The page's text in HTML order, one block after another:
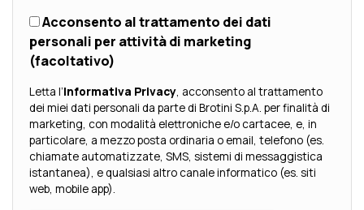
Acconsento al trattamento dei dati
personali per attività di marketing
(facoltativo)
Letta l’Informativa Privacy, acconsento al trattamento
dei miei dati personali da parte di Brotini S.p.A. per finalità di
marketing, con modalità elettroniche e/o cartacee, e, in
particolare, a mezzo posta ordinaria o email, telefono (es.
chiamate automatizzate, SMS, sistemi di messaggistica
istantanea), e qualsiasi altro canale informatico (es. siti
web, mobile app).